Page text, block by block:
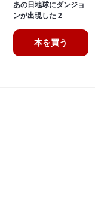
あの日地球にダンジョ
ンが出現した 2
本を買う